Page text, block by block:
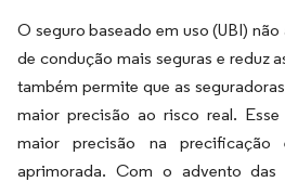
O seguro baseado em uso (UBI)
de condução mais seguras e reduz
também permite que as
maior precisão ao risco real.
maior precisão na
aprimorada. Com o advento das